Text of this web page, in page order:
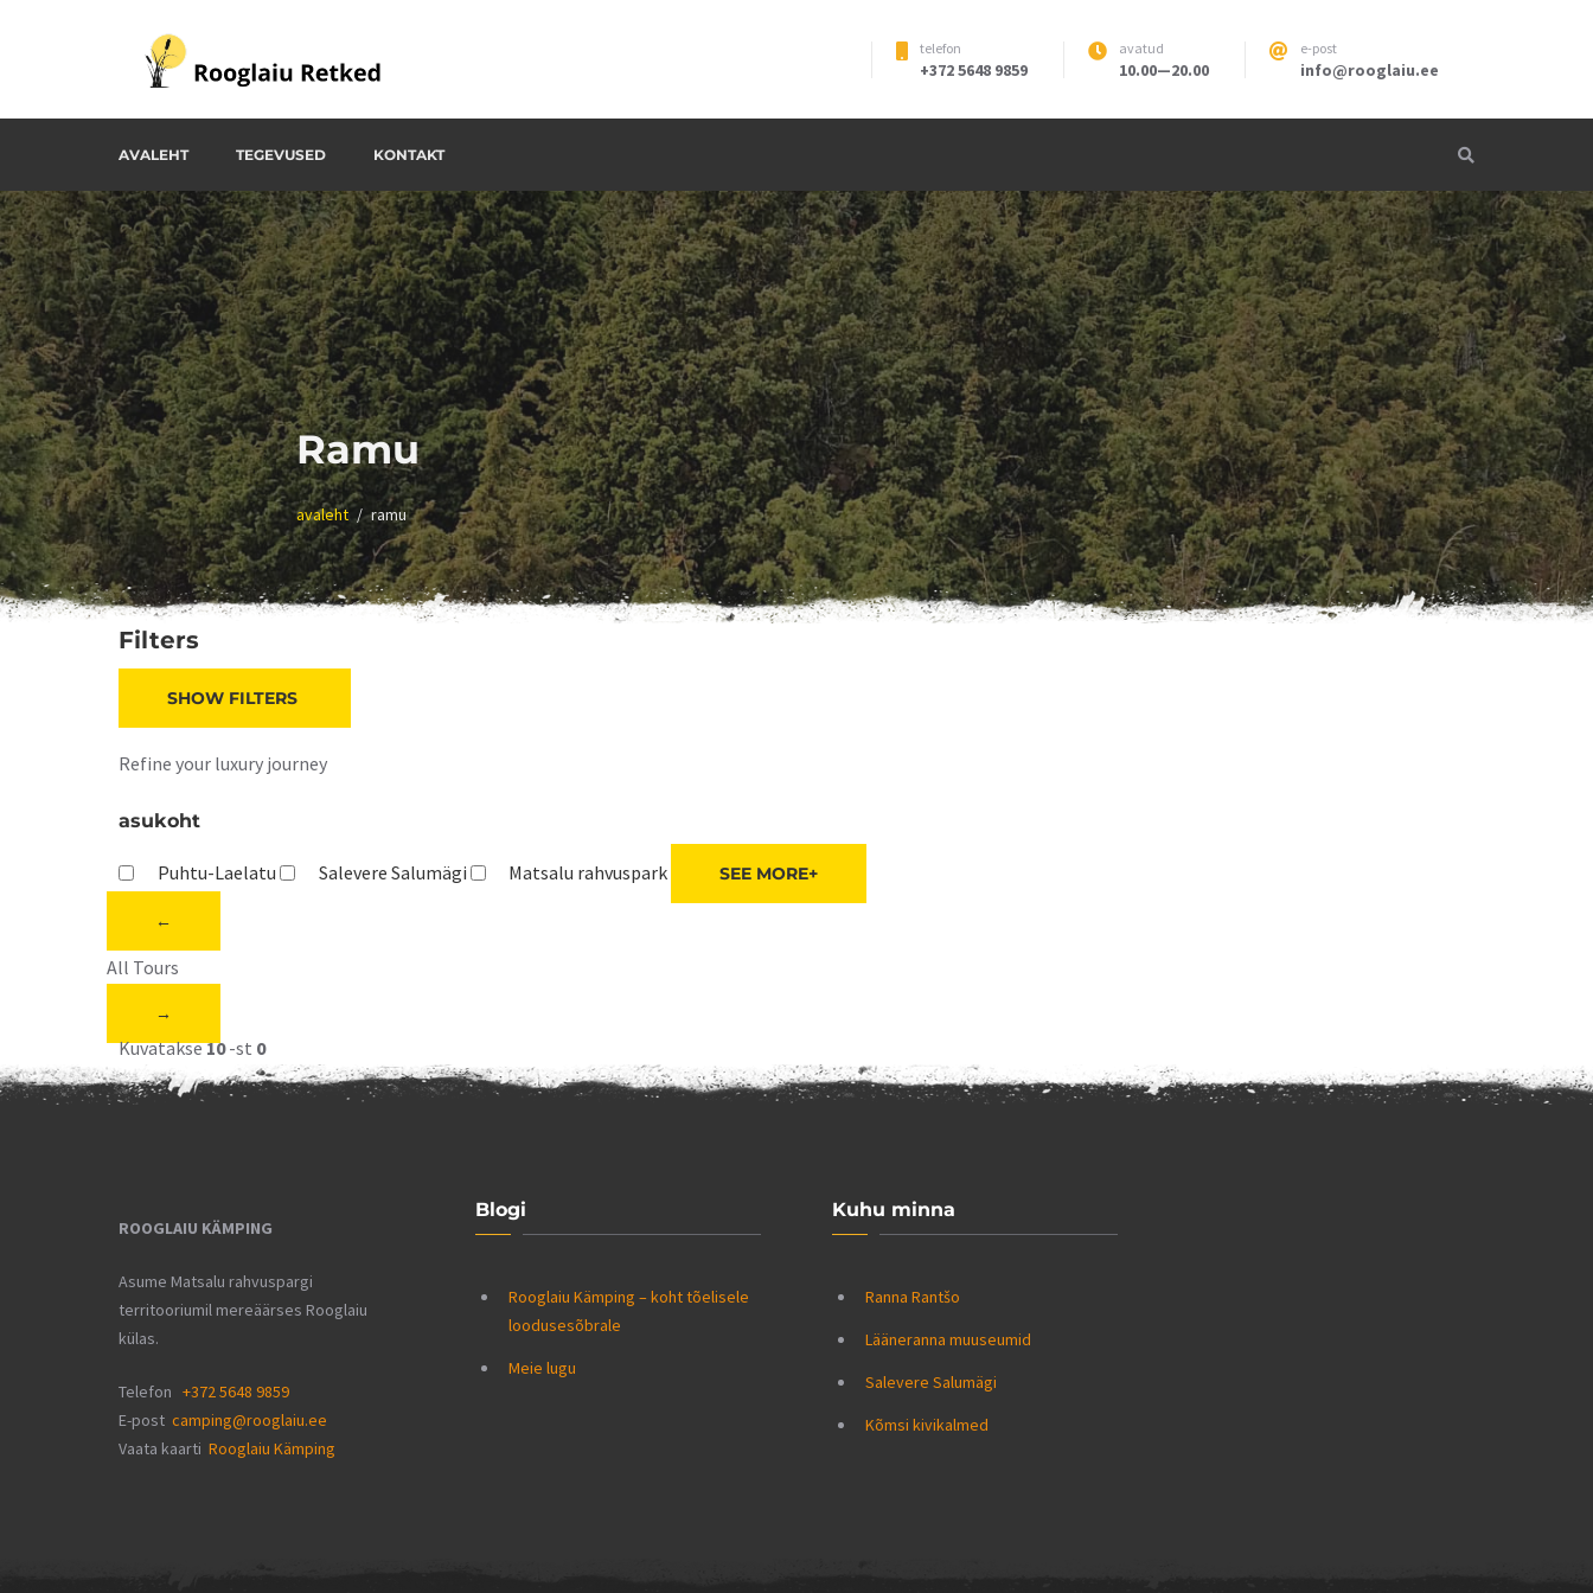
Rooglaiu Retked
telefon
+372 5648 9859
avatud
10.00—20.00
e-post
info@rooglaiu.ee
AVALEHT TEGEVUSED KONTAKT
Ramu
avaleht ramu
Filters
SHOW FILTERS
Refine your luxury journey
asukoht
Puhtu-Laelatu Salevere Salumägi Matsalu rahvuspark SEE MORE+
←
All Tours
→
Kuvatakse10-st 0
ROOGLAIU KÄMPING
Asume Matsalu rahvuspargi
territooriumil mereäärses Rooglaiu
külas.
Telefon +372 5648 9859
E-post camping@rooglaiu.ee
Vaata kaarti Rooglaiu Kämping
Blogi
Rooglaiu Kämping – koht tõelisele
loodusesõbrale
Meie lugu
Kuhu minna
Ranna Rantšo
Lääneranna muuseumid
Salevere Salumägi
Kõmsi kivikalmed